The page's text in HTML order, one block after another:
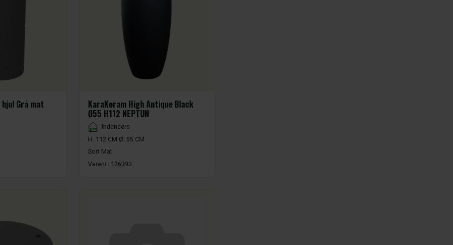
Grå mat KaraKoram High Antique Black
Ø55 H112 NEPTUN
Placement
Indendørs
H: 112 CM Ø: 55 CM
Sort Mat
Varenr.: 126393